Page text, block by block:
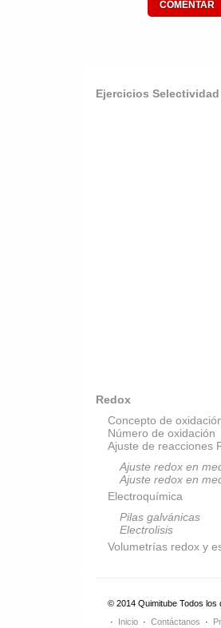
Ejercicios Selectividad
Redox
Concepto de
Número de oxidación
Ajuste de reacciones
Ajuste redox en
Ajuste redox en
Electroquímica
Pilas galvánicas
Electrolisis
Volumetrías redox y
© 2014 Quimitube Todos los
Inicio
Contáctanos